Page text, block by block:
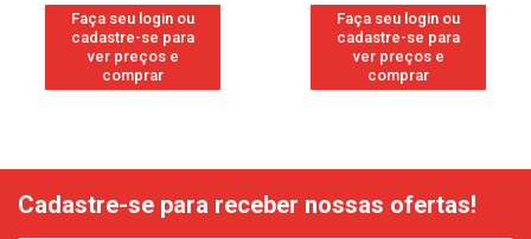
Faça seu login ou
cadastre-se para
ver preços e
comprar
Faça seu login ou
cadastre-se para
ver preços e
comprar
Cadastre-se para receber nossas ofertas!